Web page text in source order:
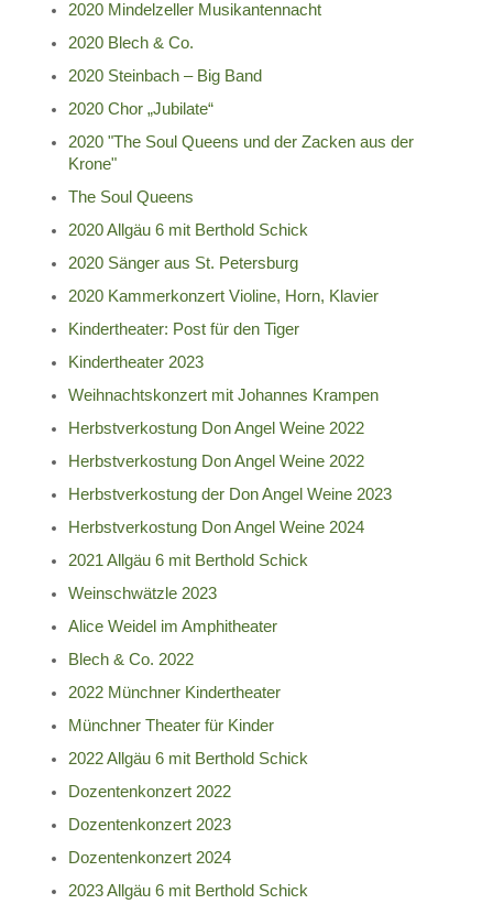
2020 Mindelzeller Musikantennacht
2020 Blech & Co.
2020 Steinbach – Big Band
2020 Chor „Jubilate“
2020 "The Soul Queens und der Zacken aus der
Krone"
The Soul Queens
2020 Allgäu 6 mit Berthold Schick
2020 Sänger aus St. Petersburg
2020 Kammerkonzert Violine, Horn, Klavier
Kindertheater: Post für den Tiger
Kindertheater 2023
Weihnachtskonzert mit Johannes Krampen
Herbstverkostung Don Angel Weine 2022
Herbstverkostung Don Angel Weine 2022
Herbstverkostung der Don Angel Weine 2023
Herbstverkostung Don Angel Weine 2024
2021 Allgäu 6 mit Berthold Schick
Weinschwätzle 2023
Alice Weidel im Amphitheater
Blech & Co. 2022
2022 Münchner Kindertheater
Münchner Theater für Kinder
2022 Allgäu 6 mit Berthold Schick
Dozentenkonzert 2022
Dozentenkonzert 2023
Dozentenkonzert 2024
2023 Allgäu 6 mit Berthold Schick